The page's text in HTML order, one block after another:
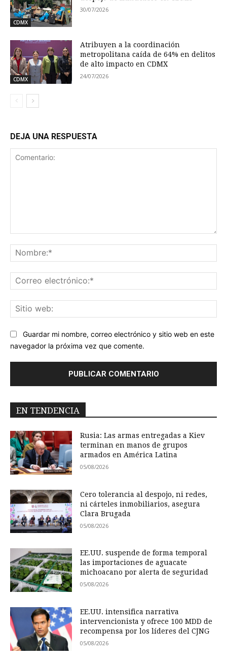
CDMX
30/07/2026
CDMX
Atribuyen a la coordinación
metropolitana caída de 64% en delitos
de alto impacto en CDMX
24/07/2026
DEJA UNA RESPUESTA
Guardar mi nombre, correo electrónico y sitio web en este
navegador la próxima vez que comente.
EN TENDENCIA
Rusia: Las armas entregadas a Kiev
terminan en manos de grupos
armados en América Latina
05/08/2026
Cero tolerancia al despojo, ni redes,
ni cárteles inmobiliarios, asegura
Clara Brugada
05/08/2026
EE.UU. suspende de forma temporal
las importaciones de aguacate
michoacano por alerta de seguridad
05/08/2026
EE.UU. intensifica narrativa
intervencionista y ofrece 100 MDD de
recompensa por los líderes del CJNG
05/08/2026